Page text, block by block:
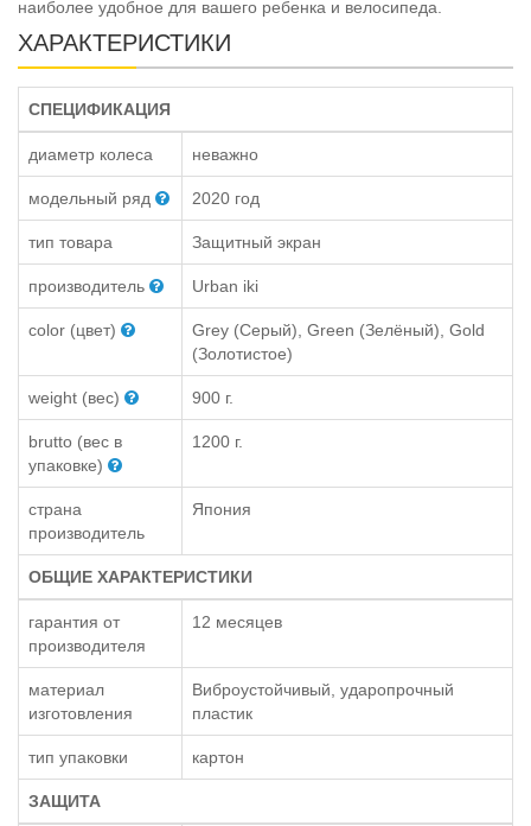
наиболее удобное для вашего ребенка и велосипеда.
ХАРАКТЕРИСТИКИ
СПЕЦИФИКАЦИЯ
диаметр колеса неважно
модельный ряд 2020 год
тип товара Защитный экран
производитель Urban iki
color (цвет)
Grey (Серый), Green (Зелёный), Gold
(Золотистое)
weight (вес) 900 г.
brutto (вес в
упаковке)
1200 г.
страна
производитель
Япония
ОБЩИЕ ХАРАКТЕРИСТИКИ
гарантия от
производителя
12 месяцев
материал
изготовления
Виброустойчивый, ударопрочный
пластик
тип упаковки картон
ЗАЩИТА